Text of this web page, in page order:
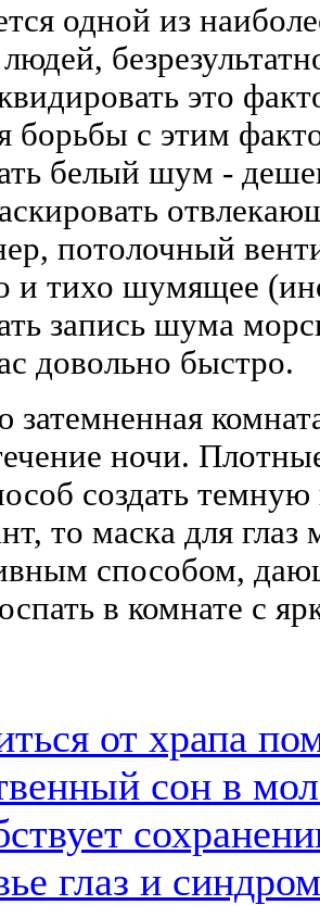
одной из
это
борьбы с этим
белый шум -
потолочный
и тихо шумящее
запись шума
довольно быстро.
затемненная
ночи.
создать
то маска для
способом,
в комнате с
от храпа
сон в
глаз и